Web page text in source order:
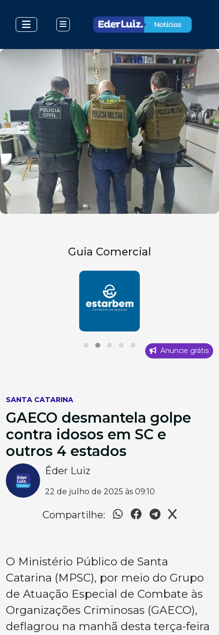
Guia Comercial
Anuncie grátis
SANTA CATARINA
GAECO desmantela golpe
contra idosos em SC e
outros 4 estados
Éder Luiz
22 de julho de 2025 às 09:10
Compartilhe:
O Ministério Público de Santa
Catarina (MPSC), por meio do Grupo
de Atuação Especial de Combate às
Organizações Criminosas (GAECO),
deflagrou na manhã desta terça-feira